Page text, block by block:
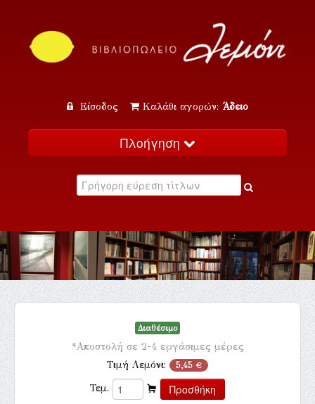
Είσοδος Καλάθι αγορών: Άδειο
Πλοήγηση
Κατάλογος
Εκδηλώσεις
Επικοινωνία
Διαθέσιμο
*Αποστολή σε 2-4 εργάσιμες μέρες
Τιμή Λεμόνι: 5,45 €
Τεμ.